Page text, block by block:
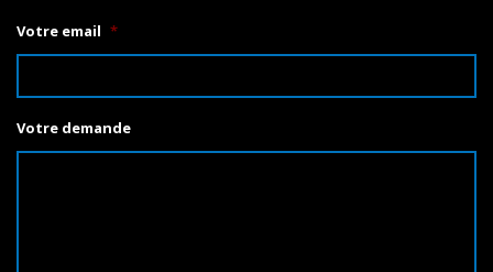
Votre email *
Votre demande